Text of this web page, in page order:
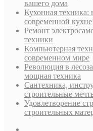
вашего дома
Кухонная
современной кухне
Ремонт
техники
Компьютерная
современном мире
Революция в
мощная техника
Сантехника,
строительные
Удовлетворение
строительных